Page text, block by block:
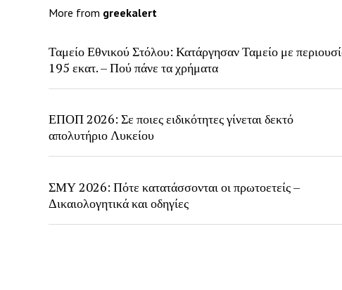
More from greekalert
Ταμείο Εθνικού Στόλου: Κατάργησαν Ταμείο με
195 εκατ. – Πού πάνε τα χρήματα
ΕΠΟΠ 2026: Σε ποιες ειδικότητες γίνεται δεκτό
απολυτήριο Λυκείου
ΣΜΥ 2026: Πότε κατατάσσονται οι πρωτοετείς –
Δικαιολογητικά και οδηγίες